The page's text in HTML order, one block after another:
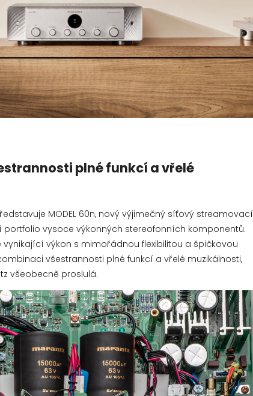
plné funkcí a vřelé
MODEL 60n, nový výjimečný síťový streamovací
portfolio vysoce výkonných stereofonních komponentů.
vynikající výkon s mimořádnou flexibilitou a špičkovou
všestrannosti plné funkcí a vřelé muzikálnosti,
všeobecně proslulá.